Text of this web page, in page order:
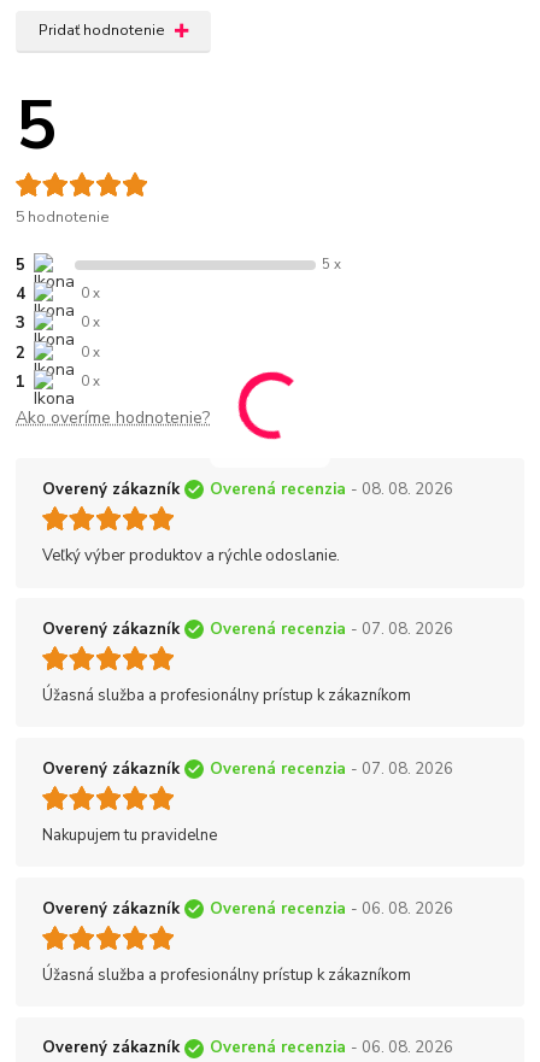
Pridať hodnotenie
5
5 hodnotenie
5 5 x
4 0 x
3 0 x
2 0 x
1 0 x
Ako overíme hodnotenie?
Overený zákazník Overená recenzia - 08. 08. 2026
Veľký výber produktov a rýchle odoslanie.
Overený zákazník Overená recenzia - 07. 08. 2026
Úžasná služba a profesionálny prístup k zákazníkom
Overený zákazník Overená recenzia - 07. 08. 2026
Nakupujem tu pravidelne
Overený zákazník Overená recenzia - 06. 08. 2026
Úžasná služba a profesionálny prístup k zákazníkom
Overený zákazník Overená recenzia - 06. 08. 2026